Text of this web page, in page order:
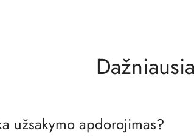
užsakymo apdorojimas?